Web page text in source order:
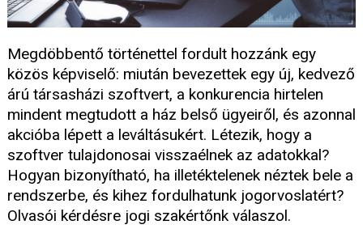
Megdöbbentő történettel fordult hozzánk egy
közös képviselő: miután bevezettek egy új, kedvező
árú társasházi szoftvert, a konkurencia hirtelen
mindent megtudott a ház belső ügyeiről, és azonnal
akcióba lépett a leváltásukért. Létezik, hogy a
szoftver tulajdonosai visszaélnek az adatokkal?
Hogyan bizonyítható, ha illetéktelenek néztek bele a
rendszerbe, és kihez fordulhatunk jogorvoslatért?
Olvasói kérdésre jogi szakértőnk válaszol.